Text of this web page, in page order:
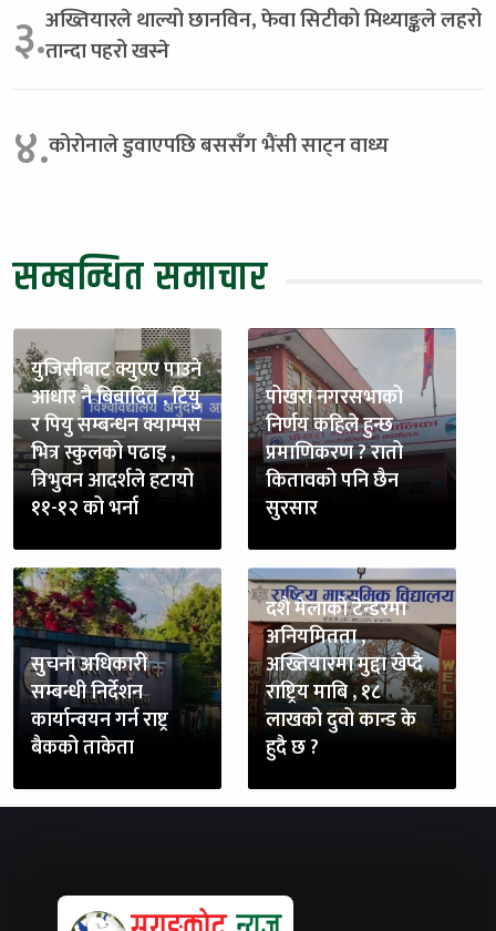
३.अख्तियारले थाल्यो छानविन, फेवा सिटीको मिथ्याङ्कले लहरो
तान्दा पहरो खस्ने
४.कोरोनाले डुवाएपछि बससँग भैंसी साट्न वाध्य
सम्बन्धित समाचार
युजिसीबाट क्युएए पाउने
आधार नै बिबादित , टियु
र पियु सम्बन्धन क्याम्पस
भित्र स्कुलको पढाइ ,
त्रिभुवन आदर्शले हटायो
११-१२ को भर्ना
पोखरा नगरसभाको
निर्णय कहिले हुन्छ
प्रमाणिकरण ? रातो
कितावको पनि छैन
सुरसार
सुचना अधिकारी
सम्बन्धी निर्देशन
कार्यान्वयन गर्न राष्ट्र
बैकको ताकेता
दशै मेलाको टेन्डरमा
अनियमितता ,
अख्तियारमा मुद्दा खेप्दै
राष्ट्रिय माबि , १८
लाखको दुवो कान्ड के
हुदै छ ?